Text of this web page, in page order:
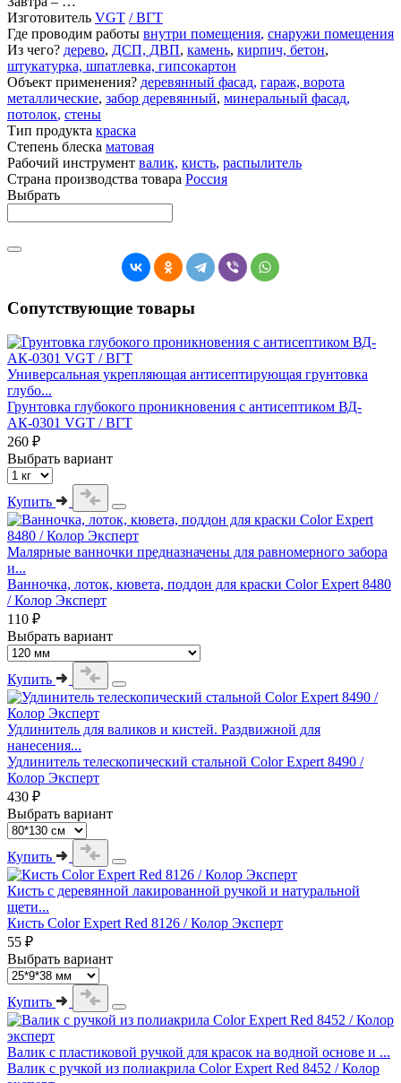
Изготовитель VGT / ВГТ
Где проводим работы внутри помещения, снаружи помещения
Из чего? дерево, ДСП, ДВП, камень, кирпич, бетон,
штукатурка, шпатлевка, гипсокартон
Объект применения? деревянный фасад, гараж, ворота
металлические, забор деревянный, минеральный фасад,
потолок, стены
Тип продукта краска
Степень блеска матовая
Рабочий инструмент валик, кисть, распылитель
Страна производства товара Россия
Выбрать
Сопутствующие товары
Универсальная укрепляющая антисептирующая грунтовка
глубо...
Грунтовка глубокого проникновения с антисептиком ВД-
АК-0301 VGT / ВГТ
260 ₽
Выбрать вариант
Купить
Малярные ванночки предназначены для равномерного забора
и...
Ванночка, лоток, кювета, поддон для краски Color Expert 8480
/ Колор Эксперт
110 ₽
Выбрать вариант
Купить
Удлинитель для валиков и кистей. Раздвижной для
нанесения...
Удлинитель телескопический стальной Color Expert 8490 /
Колор Эксперт
430 ₽
Выбрать вариант
Купить
Кисть с деревянной лакированной ручкой и натуральной
щети...
Кисть Color Expert Red 8126 / Колор Эксперт
55 ₽
Выбрать вариант
Купить
Валик с пластиковой ручкой для красок на водной основе и ...
Валик с ручкой из полиакрила Color Expert Red 8452 / Колор